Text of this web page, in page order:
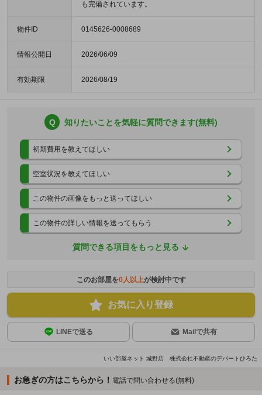
も完備されています。
物件ID 0145626-0008689
情報公開日 2026/06/09
有効期限 2026/08/19
Q 知りたいことを気軽に質問できます(無料)
初期費用を教えてほしい
空室状況を教えてほしい
この物件の画像をもっと送ってほしい
この物件の詳しい情報を送ってもらう
質問できる項目をもっと見る
このお部屋を0人以上が検討中です
お気に入り登録
LINEで送る Mailで共有
いい部屋ネット 城野店 株式会社不動産のデパートひろた
お急ぎの方はこちらから！ 電話で問い合わせる(無料)